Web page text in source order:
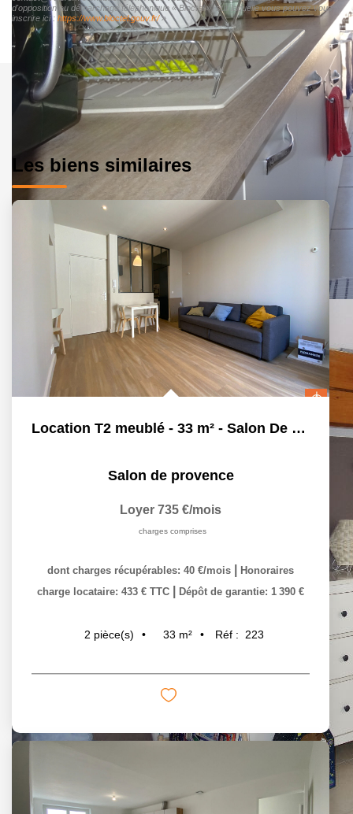
d'opposition au démarchage téléphonique « Bloctel », sur laquelle vous pouvez vous
inscrire ici : https://www.bloctel.gouv.fr/»
Les biens similaires
Location T2 meublé - 33 m² - Salon De Provence
Salon de provence
Loyer 735 €/mois
charges comprises
dont charges récupérables: 40 €/mois
Honoraires
charge locataire: 433 € TTC
Dépôt de garantie: 1 390 €
2 pièce(s) 33 m² Réf : 223